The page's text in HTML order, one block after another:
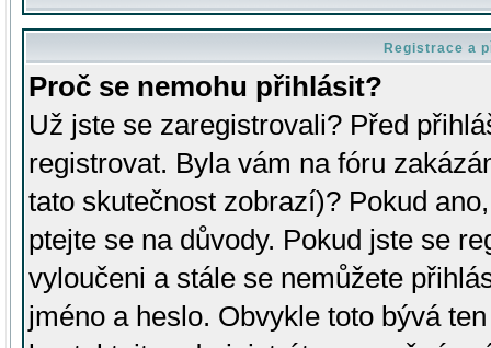
Registrace a
Proč se nemohu přihlásit?
Už jste se zaregistrovali? Před
registrovat. Byla vám na fóru
tato skutečnost zobrazí)? Pokud
ptejte se na důvody. Pokud jste se
vyloučeni a stále se nemůžete
jméno a heslo. Obvykle toto bývá